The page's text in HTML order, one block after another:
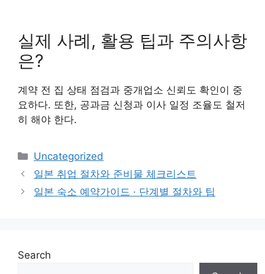
실제 사례, 활용 팁과 주의사항
은?
계약 전 집 상태 점검과 중개업소 신뢰도 확인이 중
요하다. 또한, 공과금 신청과 이사 일정 조율도 철저
히 해야 한다.
Categories
Uncategorized
일본 취업 절차와 준비물 체크리스트
일본 숙소 예약가이드 · 단계별 절차와 팁
Search